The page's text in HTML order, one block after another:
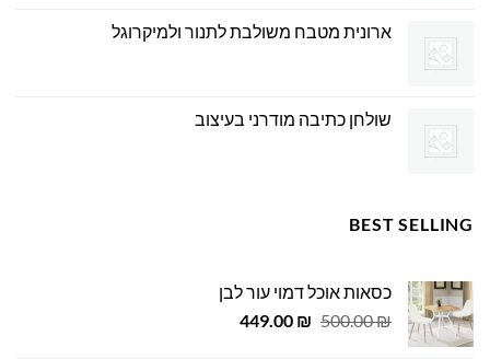
ארונית מטבח משולבת לתנור ולמיקרוגל
שולחן כתיבה מודרני בעיצוב
BEST SELLING
כסאות אוכל דמוי עור לבן
500.00₪
המחיר
449.00 ₪
המחיר